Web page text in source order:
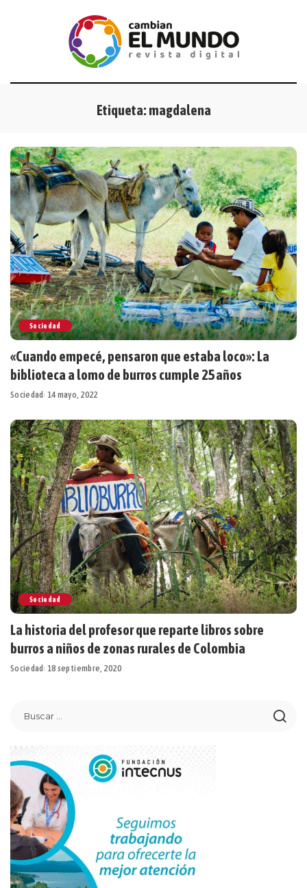
Etiqueta:magdalena
Sociedad
«Cuando empecé, pensaron que estaba loco»: La
biblioteca a lomo de burros cumple 25 años
Sociedad 14 mayo, 2022
Sociedad
La historia del profesor que reparte libros sobre
burros a niños de zonas rurales de Colombia
Sociedad 18 septiembre, 2020